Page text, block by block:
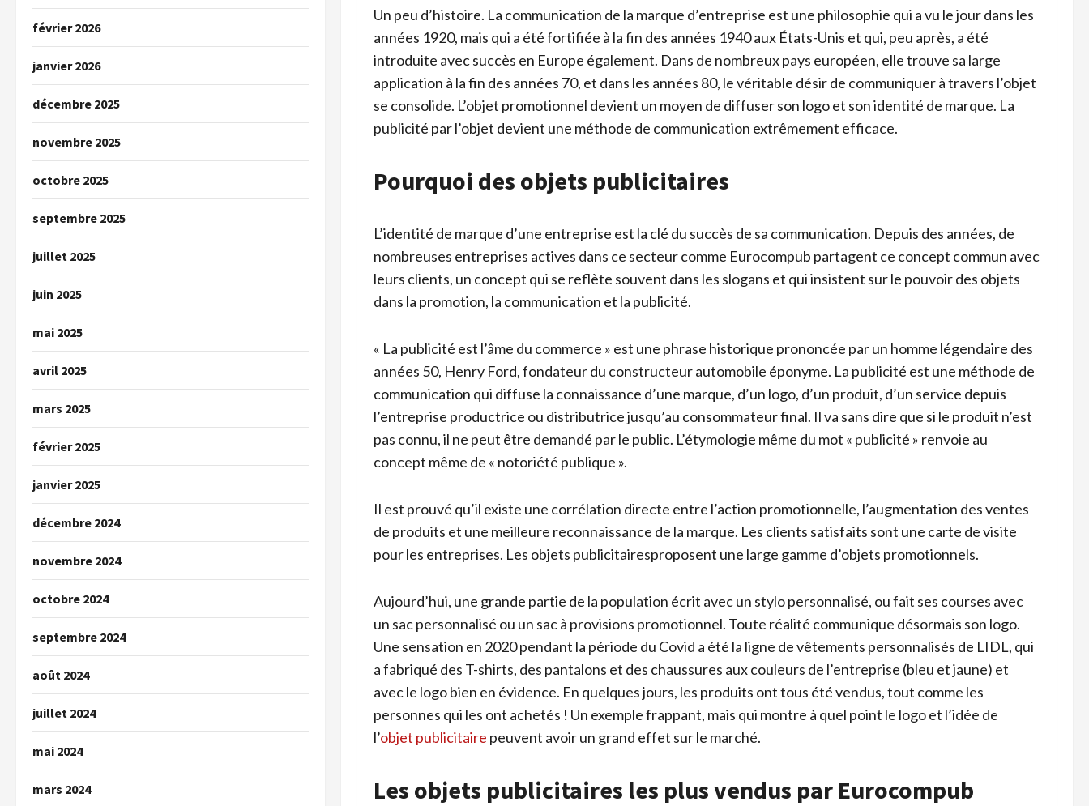
Un peu d’histoire. La communication de la marque d’entreprise est une philosophie qui a vu le jour dans les
années 1920, mais qui a été fortifiée à la fin des années 1940 aux États-Unis et qui, peu après, a été
introduite avec succès en Europe également. Dans de nombreux pays européen, elle trouve sa large
application à la fin des années 70, et dans les années 80, le véritable désir de communiquer à travers l’objet
se consolide. L’objet promotionnel devient un moyen de diffuser son logo et son identité de marque. La
publicité par l’objet devient une méthode de communication extrêmement efficace.
Pourquoi des objets publicitaires
L’identité de marque d’une entreprise est la clé du succès de sa communication. Depuis des années, de
nombreuses entreprises actives dans ce secteur comme Eurocompub partagent ce concept commun avec
leurs clients, un concept qui se reflète souvent dans les slogans et qui insistent sur le pouvoir des objets
dans la promotion, la communication et la publicité.
« La publicité est l’âme du commerce » est une phrase historique prononcée par un homme légendaire des
années 50, Henry Ford, fondateur du constructeur automobile éponyme. La publicité est une méthode de
communication qui diffuse la connaissance d’une marque, d’un logo, d’un produit, d’un service depuis
l’entreprise productrice ou distributrice jusqu’au consommateur final. Il va sans dire que si le produit n’est
pas connu, il ne peut être demandé par le public. L’étymologie même du mot « publicité » renvoie au
concept même de « notoriété publique ».
Il est prouvé qu’il existe une corrélation directe entre l’action promotionnelle, l’augmentation des ventes
de produits et une meilleure reconnaissance de la marque. Les clients satisfaits sont une carte de visite
pour les entreprises. Les objets publicitairesproposent une large gamme d’objets promotionnels.
Aujourd’hui, une grande partie de la population écrit avec un stylo personnalisé, ou fait ses courses avec
un sac personnalisé ou un sac à provisions promotionnel. Toute réalité communique désormais son logo.
Une sensation en 2020 pendant la période du Covid a été la ligne de vêtements personnalisés de LIDL, qui
a fabriqué des T-shirts, des pantalons et des chaussures aux couleurs de l’entreprise (bleu et jaune) et
avec le logo bien en évidence. En quelques jours, les produits ont tous été vendus, tout comme les
personnes qui les ont achetés ! Un exemple frappant, mais qui montre à quel point le logo et l’idée de
l’objet publicitaire peuvent avoir un grand effet sur le marché.
Les objets publicitaires les plus vendus par Eurocompub
février 2026
janvier 2026
décembre 2025
novembre 2025
octobre 2025
septembre 2025
juillet 2025
juin 2025
mai 2025
avril 2025
mars 2025
février 2025
janvier 2025
décembre 2024
novembre 2024
octobre 2024
septembre 2024
août 2024
juillet 2024
mai 2024
mars 2024